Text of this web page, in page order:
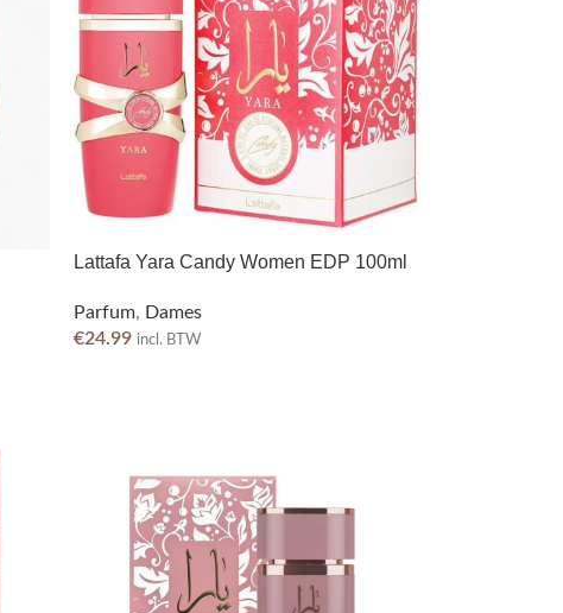
Lattafa Yara Candy Women EDP 100ml
Parfum, Dames
€24.99 incl. BTW